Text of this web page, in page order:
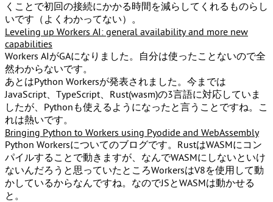
くことで初回の接続にかかる時間を減らしてくれるものらし
いです（よくわかってない）。
Leveling up Workers AI: general availability and more new
capabilities
Workers AIがGAになりました。自分は使ったことないので全
然わからないです。
あとはPython Workersが発表されました。今までは
JavaScript、TypeScript、Rust(wasm)の3言語に対応していま
したが、Pythonも使えるようになったと言うことですね。こ
れは熱いです。
Bringing Python to Workers using Pyodide and WebAssembly
Python Workersについてのブログです。RustはWASMにコン
パイルすることで動きますが、なんでWASMにしないといけ
ないんだろうと思っていたところWorkersはV8を使用して動
かしているからなんですね。なのでJSとWASMは動かせる
と。